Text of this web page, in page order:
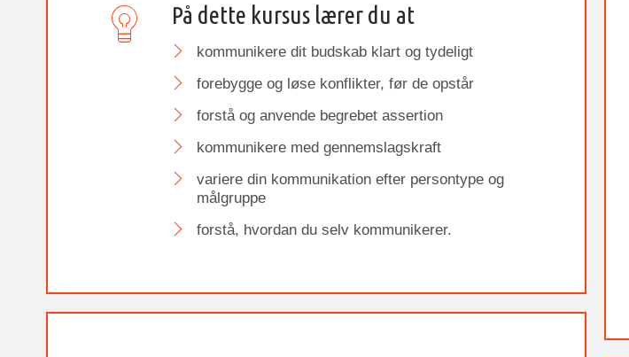
På dette kursus lærer du at
kommunikere dit budskab klart og tydeligt
forebygge og løse konflikter, før de opstår
forstå og anvende begrebet assertion
kommunikere med gennemslagskraft
variere din kommunikation efter persontype og
målgruppe
forstå, hvordan du selv kommunikerer.